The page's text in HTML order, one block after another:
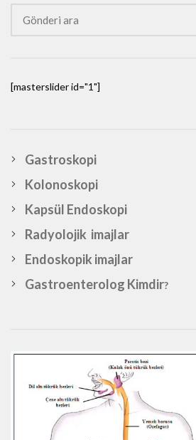
[masterslider id="1"]
Gastroskopi
Kolonoskopi
Kapsül Endoskopi
Radyolojik imajlar
Endoskopik imajlar
Gastroenterolog Kimdir?